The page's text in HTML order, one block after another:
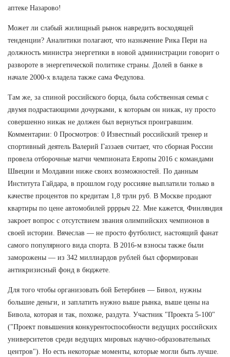
аптеке Назарово!
Может ли слабый жилищный рынок навредить восходящей
тенденции? Аналитики полагают, что назначение Рика Пери на
должность министра энергетики в новой администрации говорит о
развороте в энергетической политике страны. Долей в банке в
начале 2000-х владела также сама Федулова.
Там же, за спиной российского борца, была собственная семья с
двумя подрастающими дочурками, к которым он никак, ну просто
совершенно никак не должен был вернуться проигравшим.
Комментарии: 0 Просмотров: 0 Известный российский тренер и
спортивный деятель Валерий Газзаев считает, что сборная России
провела отборочные матчи чемпионата Европы 2016 с командами
Швеции и Молдавии ниже своих возможностей. По данным
Института Гайдара, в прошлом году россияне выплатили только в
качестве процентов по кредитам 1,8 трлн руб. В Москве продают
квартиры по цене автомобилей ррррыч 22. Мне кажется, Финляндия
закроет вопрос с отсутствием звания олимпийских чемпионов в
своей истории. Вячеслав — не просто футболист, настоящий фанат
самого популярного вида спорта. В 2016-м взносы также были
заморожены — из 342 миллиардов рублей был сформирован
антикризисный фонд в бюджете.
Для того чтобы организовать бой Бетербиев — Бивол, нужны
большие деньги, и заплатить нужно выше рынка, выше цены на
Бивола, которая и так, похоже, раздута. Участник "Проекта 5-100"
("Проект повышения конкурентоспособности ведущих российских
университетов среди ведущих мировых научно-образовательных
центров"). Но есть некоторые моменты, которые могли быть лучше.